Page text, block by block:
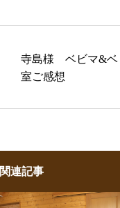
寺島様 ベビマ&ベ
室ご感想
関連記事